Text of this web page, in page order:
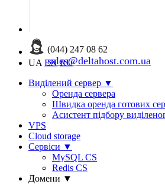
(044) 247 08 62
sales@deltahost.com.ua
UA EN RU
Виділений сервер ▼
Оренда сервера
Швидка оренда готових
Асистент підбору
VPS
Cloud storage
Сервіси ▼
MySQL CS
Redis CS
Домени ▼